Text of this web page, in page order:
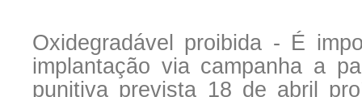
Oxidegradável proibida - É
implantação via campanha a
punitiva prevista 18 de abril